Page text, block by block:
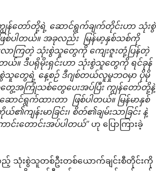
ျွန်တော်တို့ရဲ့ ဆောင်ရွက်ချက်တိုင်းဟာ သုံးစွဲ
စ်ပါတယ်။ အခုလည်း မြန်မာ့နှစ်သစ်ကို
ကြတဲ့ သုံးစွဲသူတွေကို ကျေးဇူးတုံ့ပြန်တဲ့
ယ်။ ဒီပရိုမိုးရှင်းဟာ သုံးစွဲသူတွေကို ရင်ခုန်
တွေရဲ့ နေ့စဉ် ဒီဂျစ်တယ်လူမှုဘဝမှာ ပိုမို
တွေ့အကြုံသစ်တွေပေးအပ်ပြီး ကျွန်တော်တို့နဲ့
င်ရွက်ထားတာ ဖြစ်ပါတယ်။ မြန်မာနှစ်
ျန်းမာခြင်း၊ စိတ်၏ချမ်းသာခြင်း နဲ့
င်းတောင်းအပ်ပါတယ်”ဟု ပြောကြားခဲ့
သုံးစွဲသူတစ်ဦးတစ်ယောက်ချင်းစီတိုင်းကို